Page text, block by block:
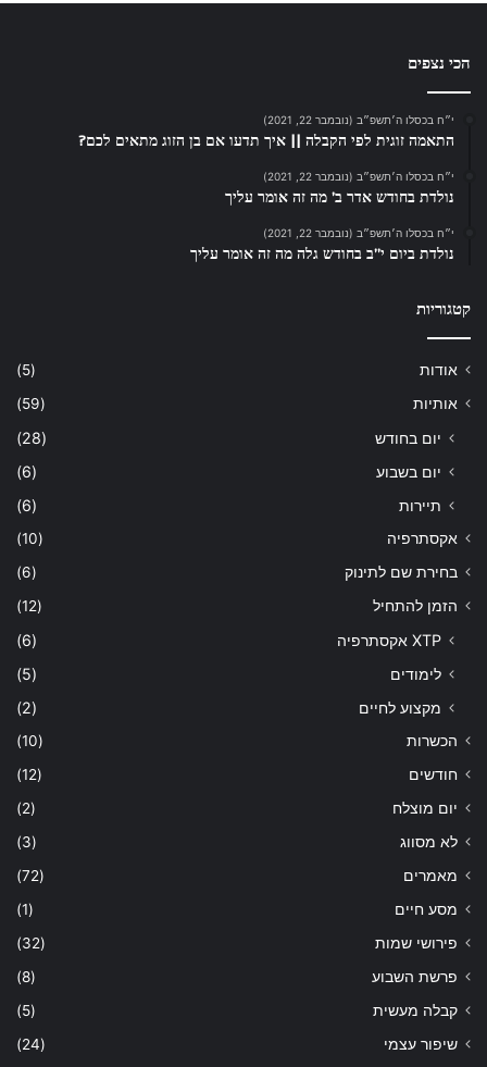
הכי נצפים
י״ח בכסלו ה׳תשפ״ב (נובמבר 22, 2021)
התאמה זוגית לפי הקבלה || איך תדעו אם בן הזוג מתאים לכם?
י״ח בכסלו ה׳תשפ״ב (נובמבר 22, 2021)
נולדת בחודש אדר ב’ מה זה אומר עליך
י״ח בכסלו ה׳תשפ״ב (נובמבר 22, 2021)
נולדת ביום י”ב בחודש גלה מה זה אומר עליך
קטגוריות
אודות
(5)
אותיות
(59)
יום בחודש
(28)
יום בשבוע
(6)
תיירות
(6)
אקסתרפיה
(10)
בחירת שם לתינוק
(6)
הזמן להתחיל
(12)
XTP אקסתרפיה
(6)
לימודים
(5)
מקצוע לחיים
(2)
הכשרות
(10)
חודשים
(12)
יום מוצלח
(2)
לא מסווג
(3)
מאמרים
(72)
מסע חיים
(1)
פירושי שמות
(32)
פרשת השבוע
(8)
קבלה מעשית
(5)
שיפור עצמי
(24)